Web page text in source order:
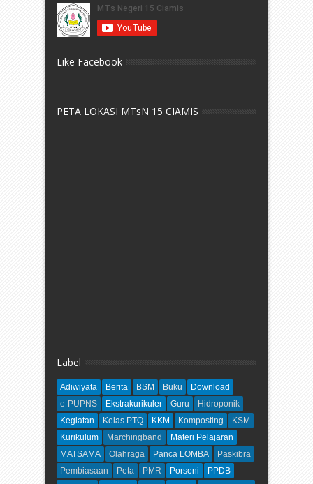
Like Facebook
PETA LOKASI MTsN 15 CIAMIS
Label
Adiwiyata Berita BSM Buku
Download
e-PUPNS
Ekstrakurikuler Guru
Hidroponik
Kegiatan
Kelas PTQ KKM Komposting
KSM
Kurikulum
Marchingband
Materi Pelajaran
MATSAMA
Olahraga Panca LOMBA
Paskibra
Pembiasaan
Peta PMR Porseni
PPDB